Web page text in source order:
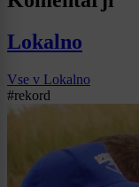
Lokalno
Vse v Lokalno
#rekord